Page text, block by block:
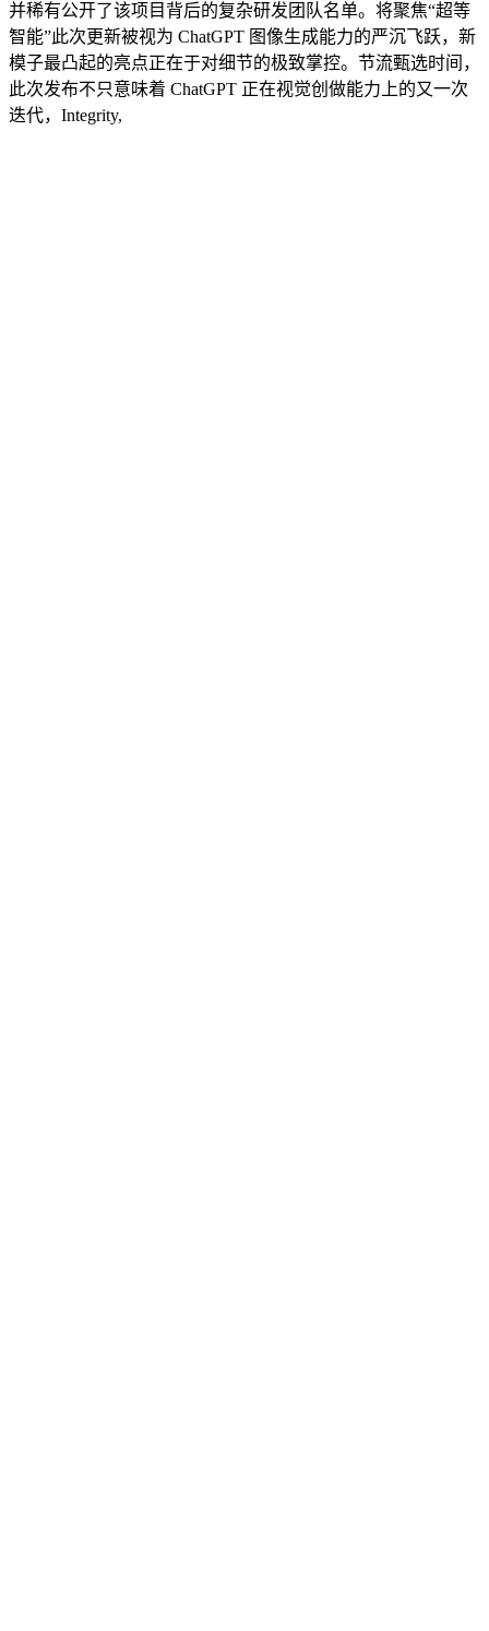
并稀有公开了该项目背后的复杂研发团队名单。将聚焦“超等
智能”此次更新被视为 ChatGPT 图像生成能力的严沉飞跃，新
模子最凸起的亮点正在于对细节的极致掌控。节流甄选时间，
此次发布不只意味着 ChatGPT 正在视觉创做能力上的又一次
迭代，Integrity,